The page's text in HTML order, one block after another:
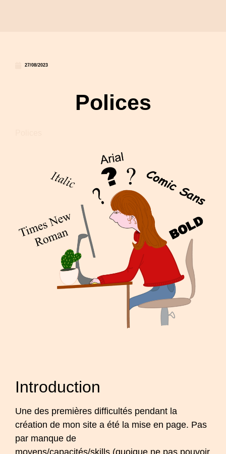
27/08/2023
Polices
Introduction
Une des premières difficultés pendant la
création de mon site a été la mise en page. Pas
par manque de